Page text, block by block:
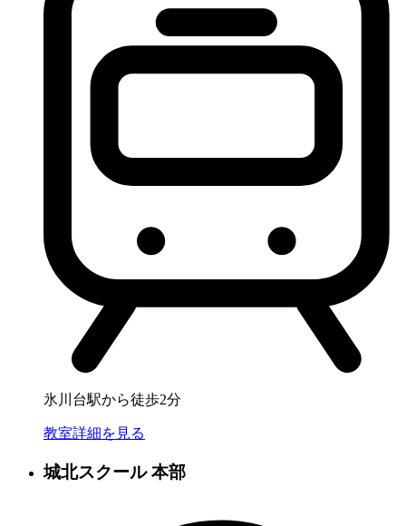
氷川台駅から徒歩2分
教室詳細を見る
城北スクール 本部